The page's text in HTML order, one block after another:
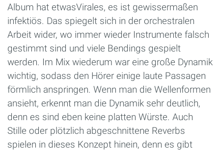
Album hat etwasVirales, es ist gewissermaßen
infektiös. Das spiegelt sich in der orchestralen
Arbeit wider, wo immer wieder Instrumente falsch
gestimmt sind und viele Bendings gespielt
werden. Im Mix wiederum war eine große Dynamik
wichtig, sodass den Hörer einige laute Passagen
förmlich anspringen. Wenn man die Wellenformen
ansieht, erkennt man die Dynamik sehr deutlich,
denn es sind eben keine platten Würste. Auch
Stille oder plötzlich abgeschnittene Reverbs
spielen in dieses Konzept hinein, denn es gibt